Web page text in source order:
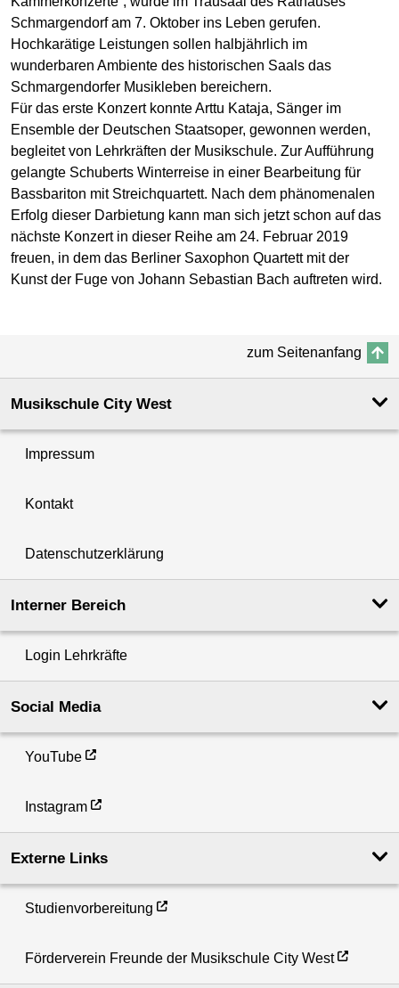
Schmargendorf am 7. Oktober ins Leben gerufen.
Hochkarätige Leistungen sollen halbjährlich im
wunderbaren Ambiente des historischen Saals das
Schmargendorfer Musikleben bereichern.
Für das erste Konzert konnte Arttu Kataja, Sänger im
Ensemble der Deutschen Staatsoper, gewonnen werden,
begleitet von Lehrkräften der Musikschule. Zur Aufführung
gelangte Schuberts Winterreise in einer Bearbeitung für
Bassbariton mit Streichquartett. Nach dem phänomenalen
Erfolg dieser Darbietung kann man sich jetzt schon auf das
nächste Konzert in dieser Reihe am 24. Februar 2019
freuen, in dem das Berliner Saxophon Quartett mit der
Kunst der Fuge von Johann Sebastian Bach auftreten wird.
zum Seitenanfang
Musikschule City West
Impressum
Kontakt
Datenschutzerklärung
Interner Bereich
Login Lehrkräfte
Social Media
YouTube
Instagram
Externe Links
Studienvorbereitung
Förderverein Freunde der Musikschule City West